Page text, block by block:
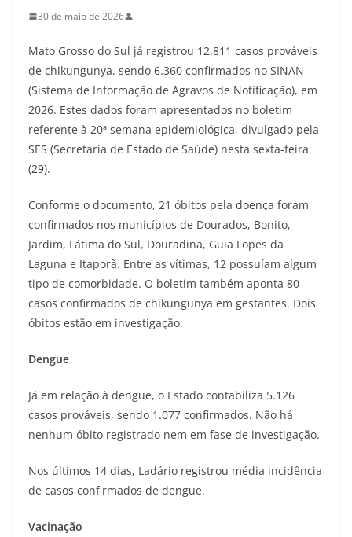
30 de maio de 2026
Mato Grosso do Sul já registrou 12.811 casos prováveis
de chikungunya, sendo 6.360 confirmados no SINAN
(Sistema de Informação de Agravos de Notificação), em
2026. Estes dados foram apresentados no boletim
referente à 20ª semana epidemiológica, divulgado pela
SES (Secretaria de Estado de Saúde) nesta sexta-feira
(29).
Conforme o documento, 21 óbitos pela doença foram
confirmados nos municípios de Dourados, Bonito,
Jardim, Fátima do Sul, Douradina, Guia Lopes da
Laguna e Itaporã. Entre as vítimas, 12 possuíam algum
tipo de comorbidade. O boletim também aponta 80
casos confirmados de chikungunya em gestantes. Dois
óbitos estão em investigação.
Dengue
Já em relação à dengue, o Estado contabiliza 5.126
casos prováveis, sendo 1.077 confirmados. Não há
nenhum óbito registrado nem em fase de investigação.
Nos últimos 14 dias, Ladário registrou média incidência
de casos confirmados de dengue.
Vacinação